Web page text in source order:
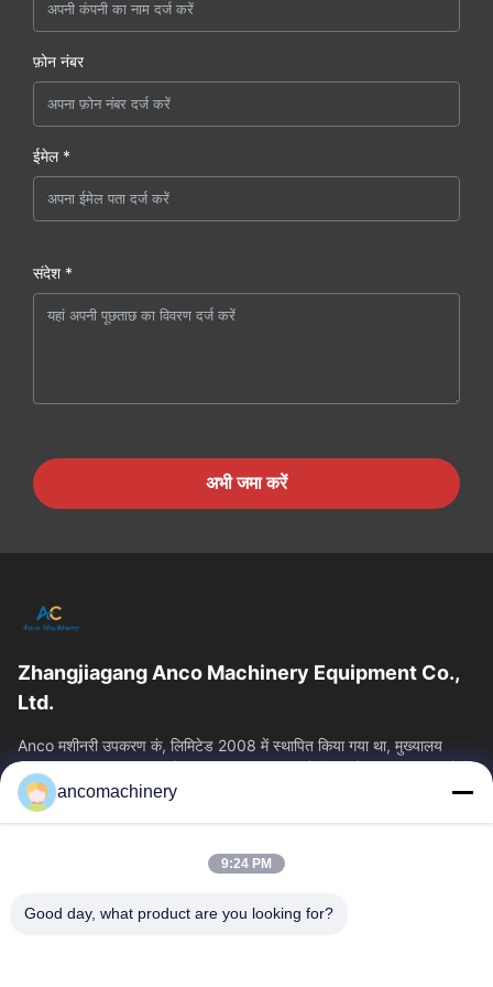
फ़ोन नंबर
ईमेल *
संदेश *
अभी जमा करें
Zhangjiagang Anco Machinery Equipment Co.,
Ltd.
Anco मशीनरी उपकरण कं, लिमिटेड 2008 में स्थापित किया गया था, मुख्यालय
Zhangjiagang शहर, सुज़ौ शहर, Jiangsu प्रांत में स्थित है। यह एक उद्यम है कि
त्वरित लिंक
हमारे बारे में
फैक्टरी यात्रा
गुणवत्ता नियंत्रण
ancomachinery
9:24 PM
Good day, what product are you looking for?